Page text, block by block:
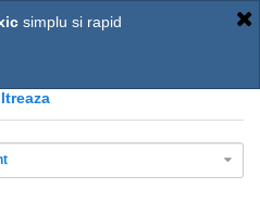
simplu si rapid